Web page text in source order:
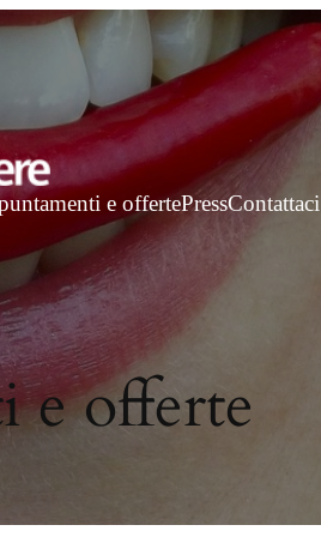
e offertePressContattaci
e offerte